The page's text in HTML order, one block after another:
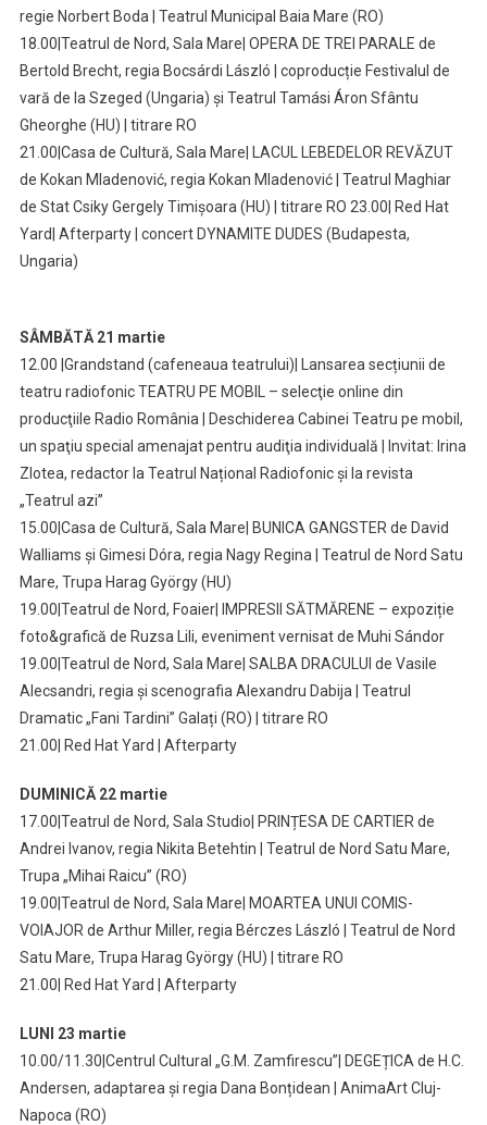
regie Norbert Boda | Teatrul Municipal Baia Mare (RO)
18.00|Teatrul de Nord, Sala Mare| OPERA DE TREI PARALE de
Bertold Brecht, regia Bocsárdi László | coproducție Festivalul de
vară de la Szeged (Ungaria) și Teatrul Tamási Áron Sfântu
Gheorghe (HU) | titrare RO
21.00|Casa de Cultură, Sala Mare| LACUL LEBEDELOR REVĂZUT
de Kokan Mladenović, regia Kokan Mladenović | Teatrul Maghiar
de Stat Csiky Gergely Timișoara (HU) | titrare RO 23.00| Red Hat
Yard| Afterparty | concert DYNAMITE DUDES (Budapesta,
Ungaria)
SÂMBĂTĂ 21 martie
12.00 |Grandstand (cafeneaua teatrului)| Lansarea secțiunii de
teatru radiofonic TEATRU PE MOBIL – selecţie online din
producţiile Radio România | Deschiderea Cabinei Teatru pe mobil,
un spaţiu special amenajat pentru audiţia individuală | Invitat: Irina
Zlotea, redactor la Teatrul Național Radiofonic și la revista
„Teatrul azi”
15.00|Casa de Cultură, Sala Mare| BUNICA GANGSTER de David
Walliams și Gimesi Dóra, regia Nagy Regina | Teatrul de Nord Satu
Mare, Trupa Harag György (HU)
19.00|Teatrul de Nord, Foaier| IMPRESII SĂTMĂRENE – expoziție
foto&grafică de Ruzsa Lili, eveniment vernisat de Muhi Sándor
19.00|Teatrul de Nord, Sala Mare| SALBA DRACULUI de Vasile
Alecsandri, regia și scenografia Alexandru Dabija | Teatrul
Dramatic „Fani Tardini” Galați (RO) | titrare RO
21.00| Red Hat Yard | Afterparty
DUMINICĂ 22 martie
17.00|Teatrul de Nord, Sala Studio| PRINȚESA DE CARTIER de
Andrei Ivanov, regia Nikita Betehtin | Teatrul de Nord Satu Mare,
Trupa „Mihai Raicu” (RO)
19.00|Teatrul de Nord, Sala Mare| MOARTEA UNUI COMIS-
VOIAJOR de Arthur Miller, regia Bérczes László | Teatrul de Nord
Satu Mare, Trupa Harag György (HU) | titrare RO
21.00| Red Hat Yard | Afterparty
LUNI 23 martie
10.00/11.30|Centrul Cultural „G.M. Zamfirescu”| DEGEȚICA de H.C.
Andersen, adaptarea și regia Dana Bonțidean | AnimaArt Cluj-
Napoca (RO)